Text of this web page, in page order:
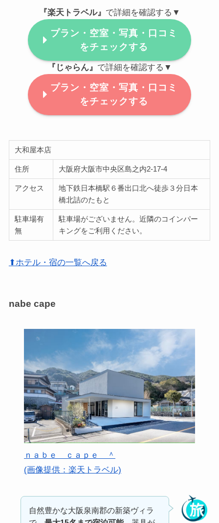
『楽天トラベル』 で詳細を確認する▼
プラン・空室・写真・口コミ
をチェックする
『じゃらん』 で詳細を確認する▼
プラン・空室・写真・口コミ
をチェックする
大和屋本店
住所 大阪府大阪市中央区島之内2-17-4
アクセス
地下鉄日本橋駅６番出口北へ徒歩３分日本
橋北詰のたもと
駐車場有
無
駐車場がございません。近隣のコインパー
キングをご利用ください。
⬆ホテル・宿の一覧へ戻る
nabe cape
ｎａｂｅ ｃａｐｅ ＾
(画像提供：楽天トラベル)
自然豊かな大阪泉南郡の新築ヴィラ